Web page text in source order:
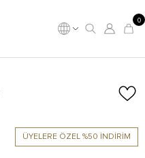
0
ÜYELERE ÖZEL %50 İNDİRİM